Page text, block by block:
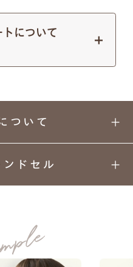
トについて
ついて
気のユリの紋章。
ドセル
安心
安全